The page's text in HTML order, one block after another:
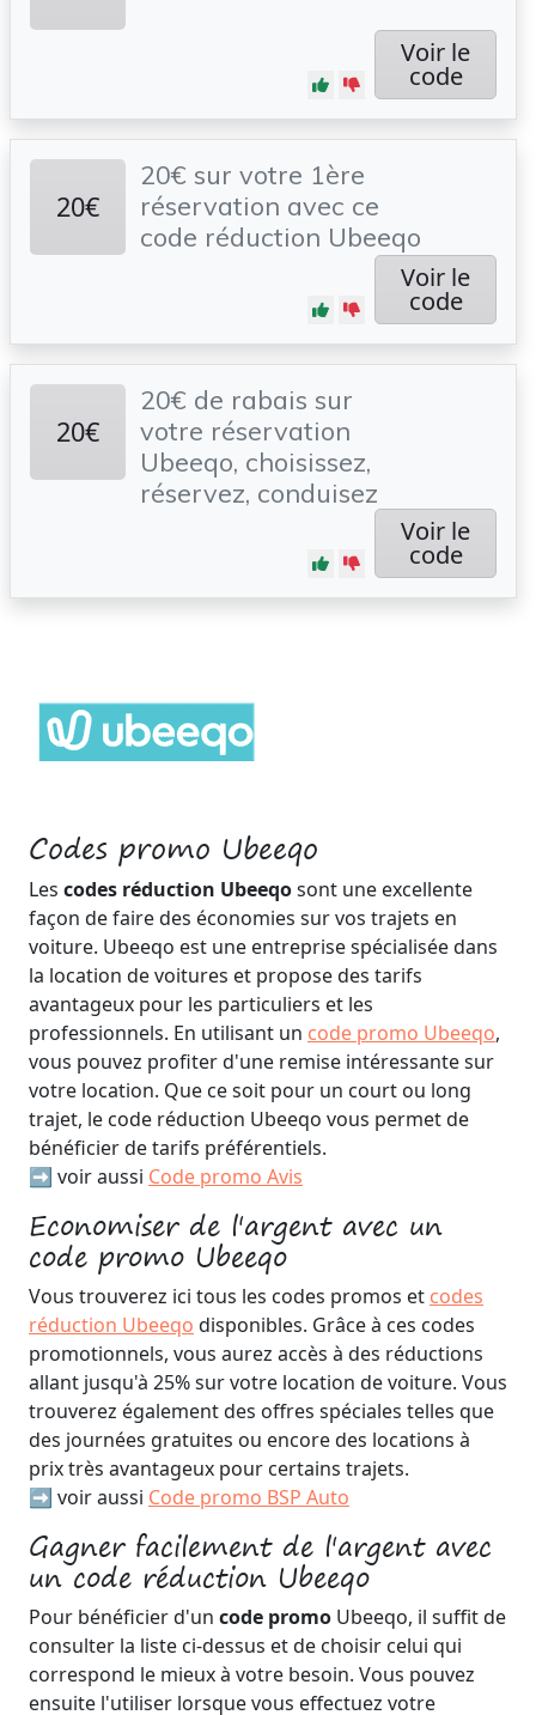
Codes promo Ubeeqo
Les codes réduction Ubeeqosont une excellente
façon de faire des économies sur vos trajets en
voiture. Ubeeqo est une entreprise spécialisée dans
la location de voitures et propose des tarifs
avantageux pour les particuliers et les
professionnels. En utilisant un code promo Ubeeqo,
vous pouvez profiter d'une remise intéressante sur
votre location. Que ce soit pour un court ou long
trajet, le code réduction Ubeeqo vous permet de
bénéficier de tarifs préférentiels.
➡️ voir aussi Code promo Avis
Economiser de l'argent avec un
code promo Ubeeqo
Vous trouverez ici tous les codes promos et codes
réduction Ubeeqo disponibles. Grâce à ces codes
promotionnels, vous aurez accès à des réductions
allant jusqu'à 25% sur votre location de voiture. Vous
trouverez également des offres spéciales telles que
des journées gratuites ou encore des locations à
prix très avantageux pour certains trajets.
➡️ voir aussi Code promo BSP Auto
Gagner facilement de l'argent avec
un code réduction Ubeeqo
Pour bénéficier d'un code promo Ubeeqo, il suffit de
consulter la liste ci-dessus et de choisir celui qui
correspond le mieux à votre besoin. Vous pouvez
ensuite l'utiliser lorsque vous effectuez votre
Voir le
code
20€
20€ sur votre 1ère
réservation avec ce
code réduction Ubeeqo
Voir le
code
20€
20€ de rabais sur
votre réservation
Ubeeqo, choisissez,
réservez, conduisez
Voir le
code